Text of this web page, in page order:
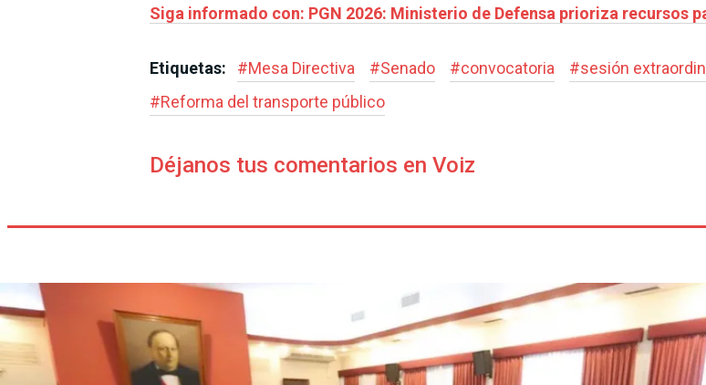
Siga informado con: PGN 2026: Ministerio de Defensa prioriza recursos
Etiquetas: #Mesa Directiva #Senado #convocatoria #sesión
#Reforma del transporte público
Déjanos tus comentarios en Voiz